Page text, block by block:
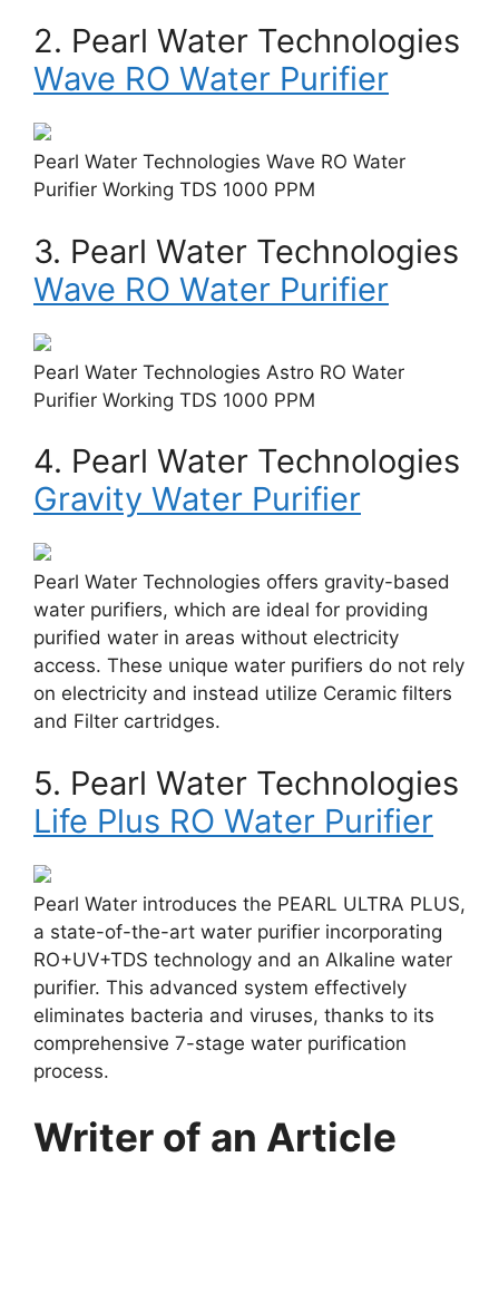
2. Pearl Water Technologies
Wave RO Water Purifier
Pearl Water Technologies Wave RO Water
Purifier Working TDS 1000 PPM
3. Pearl Water Technologies
Wave RO Water Purifier
Pearl Water Technologies Astro RO Water
Purifier Working TDS 1000 PPM
4. Pearl Water Technologies
Gravity Water Purifier
Pearl Water Technologies offers gravity-based
water purifiers, which are ideal for providing
purified water in areas without electricity
access. These unique water purifiers do not rely
on electricity and instead utilize Ceramic filters
and Filter cartridges.
5. Pearl Water Technologies
Life Plus RO Water Purifier
Pearl Water introduces the PEARL ULTRA PLUS,
a state-of-the-art water purifier incorporating
RO+UV+TDS technology and an Alkaline water
purifier. This advanced system effectively
eliminates bacteria and viruses, thanks to its
comprehensive 7-stage water purification
process.
Writer of an Article